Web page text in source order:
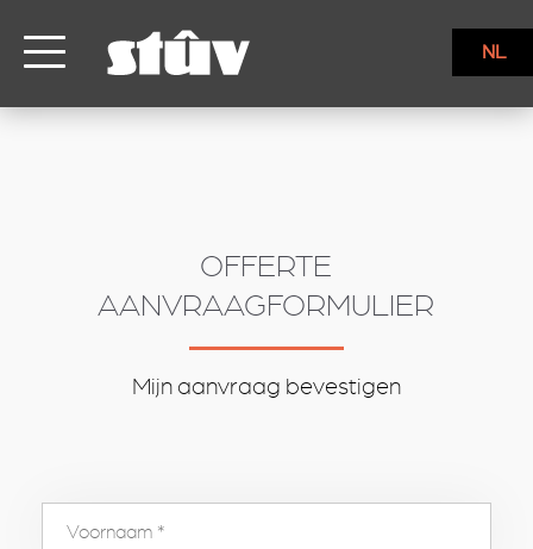
NL
OFFERTE
AANVRAAGFORMULIER
Mijn aanvraag bevestigen